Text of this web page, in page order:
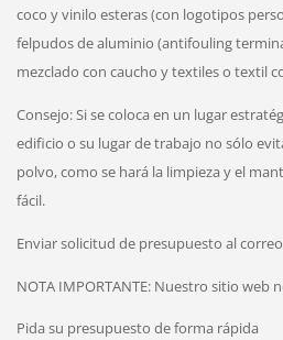
coco y vinilo esteras (con logotipos
felpudos de aluminio (antifouling
mezclado con caucho y textiles o textil
Consejo: Si se coloca en un lugar
edificio o su lugar de trabajo no sólo
polvo, como se hará la limpieza y el
fácil.
Enviar solicitud de presupuesto al
NOTA IMPORTANTE: Nuestro sitio web
Pida su presupuesto de forma rápida